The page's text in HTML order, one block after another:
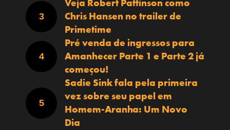
Veja Robert Pattinson como
Chris Hansen no trailer de
Primetime
Pré venda de ingressos para
Amanhecer Parte 1 e Parte 2 já
começou!
Sadie Sink fala pela primeira
vez sobre seu papel em
Homem-Aranha: Um Novo
Dia